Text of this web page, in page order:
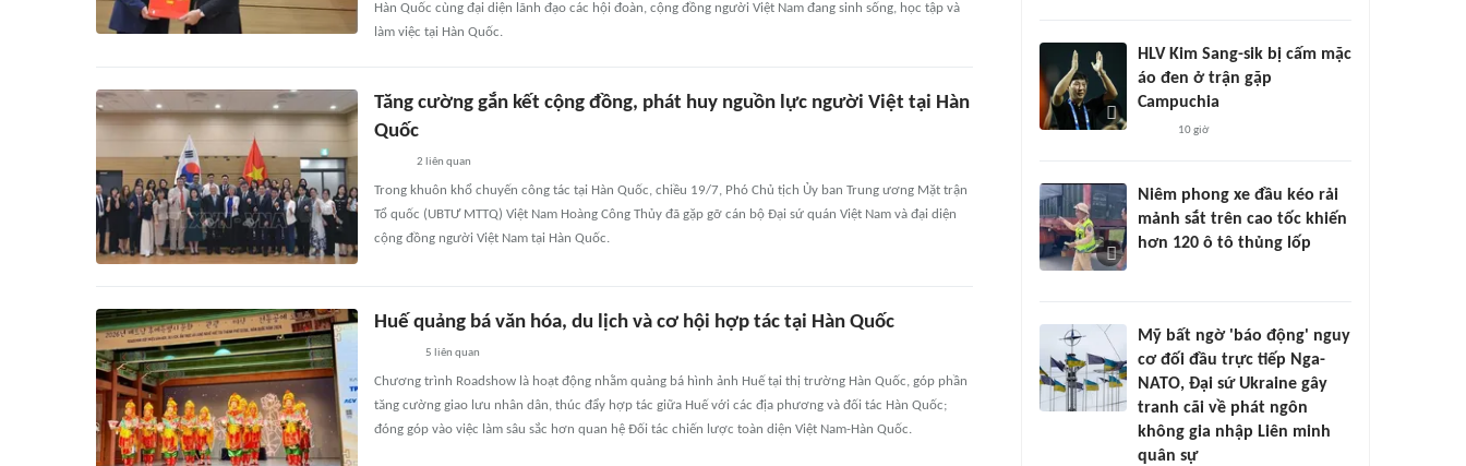
Hàn Quốc cùng đại diện lãnh đạo các hội đoàn, cộng đồng người Việt Nam đang sinh sống, học tập và
làm việc tại Hàn Quốc.
Tăng cường gắn kết cộng đồng, phát huy nguồn lực người Việt tại Hàn
Quốc
2 liên quan
Trong khuôn khổ chuyến công tác tại Hàn Quốc, chiều 19/7, Phó Chủ tịch Ủy ban Trung ương Mặt trận
Tổ quốc (UBTƯ MTTQ) Việt Nam Hoàng Công Thủy đã gặp gỡ cán bộ Đại sứ quán Việt Nam và đại diện
cộng đồng người Việt Nam tại Hàn Quốc.
Huế quảng bá văn hóa, du lịch và cơ hội hợp tác tại Hàn Quốc
5 liên quan
Chương trình Roadshow là hoạt động nhằm quảng bá hình ảnh Huế tại thị trường Hàn Quốc, góp phần
tăng cường giao lưu nhân dân, thúc đẩy hợp tác giữa Huế với các địa phương và đối tác Hàn Quốc;
đóng góp vào việc làm sâu sắc hơn quan hệ Đối tác chiến lược toàn diện Việt Nam-Hàn Quốc.
HLV Kim Sang-sik bị cấm mặc
áo đen ở trận gặp
Campuchia
10 giờ
Niêm phong xe đầu kéo rải
mảnh sắt trên cao tốc khiến
hơn 120 ô tô thủng lốp
Mỹ bất ngờ 'báo động' nguy
cơ đối đầu trực tiếp Nga-
NATO, Đại sứ Ukraine gây
tranh cãi về phát ngôn
không gia nhập Liên minh
quân sự